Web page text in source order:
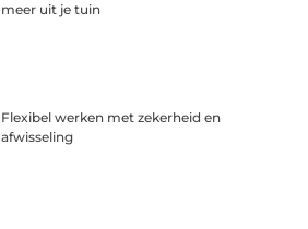
meer uit je tuin
Flexibel werken met zekerheid en
afwisseling